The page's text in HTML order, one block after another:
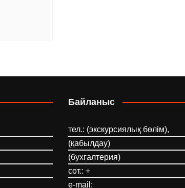
Байланыс
тел.: (экскурсиялық бөлім),
(қабылдау)
(бухгалтерия)
сот.: +
e-mail: